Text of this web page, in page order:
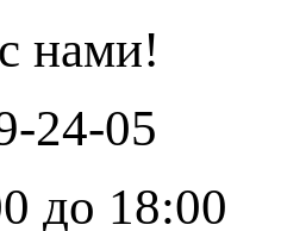
нами!
24-05
до 18:00